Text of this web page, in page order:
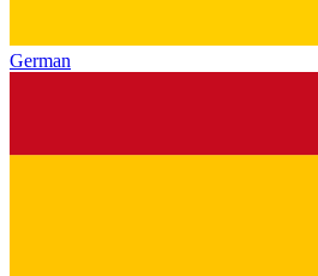
German